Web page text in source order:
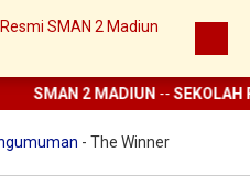
SMAN 2 MADIUN--SEKOLAH
- The Winner